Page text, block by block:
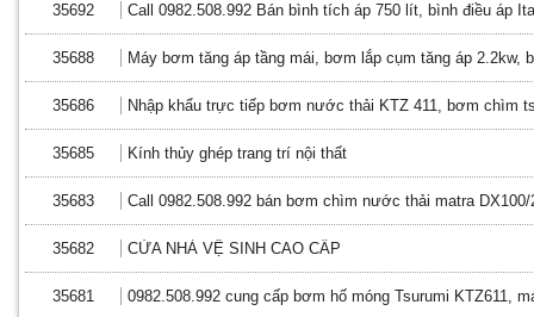
35692 Call 0982.508.992 Bán bình tích áp 750 lít, bình điều áp
35688 Máy bơm tăng áp tầng mái, bơm lắp cụm tăng áp 2.2kw,
35686 Nhập khẩu trực tiếp bơm nước thải KTZ 411, bơm chìm
35685 Kính thủy ghép trang trí nội thất
35683 Call 0982.508.992 bán bơm chìm nước thải matra
35682 CỬA NHÀ VỆ SINH CAO CẤP
35681 0982.508.992 cung cấp bơm hố móng Tsurumi KTZ611,